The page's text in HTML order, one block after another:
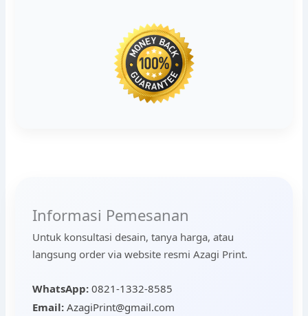
Informasi Pemesanan
Untuk konsultasi desain, tanya harga, atau
langsung order via website resmi Azagi Print.
WhatsApp:0821-1332-8585
Email:AzagiPrint@gmail.com